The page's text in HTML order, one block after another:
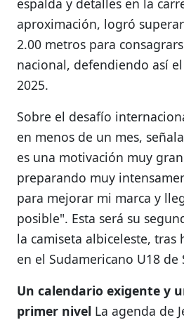
espalda y detalles en la
aproximación, logró
2.00 metros para
nacional, defendiendo así
2025.
Sobre el desafío
en menos de un mes,
es una motivación muy
preparando muy
para mejorar mi marca y
posible". Esta será su
la camiseta albiceleste,
en el Sudamericano U18 de
Un calendario exigente y
primer nivel La agenda de